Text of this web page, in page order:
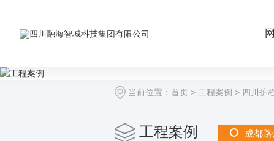
当前位置： 首页 > 工程案例 > 四川护
工程案例 成都